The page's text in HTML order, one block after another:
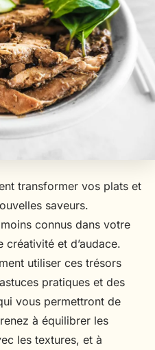
transformer vos plats et
saveurs.
connus dans votre
créativité et d’audace.
utiliser ces trésors
pratiques et des
vous permettront de
à équilibrer les
les textures, et à